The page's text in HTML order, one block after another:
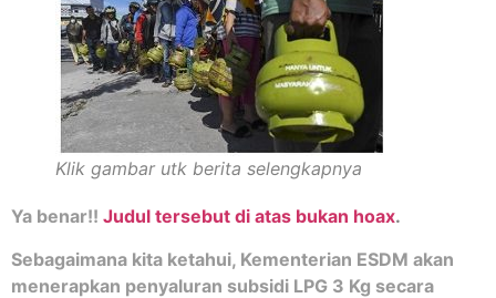
Klik gambar utk berita selengkapnya
Ya benar!! Judul tersebut di atas bukan hoax.
Sebagaimana kita ketahui, Kementerian ESDM akan
menerapkan penyaluran subsidi LPG 3 Kg secara